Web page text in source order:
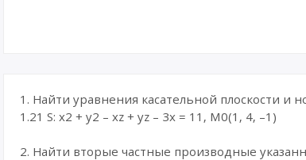
1. Найти уравнения касательной плоскости и
1.21 S: x2 + y2 – xz + yz – 3x = 11, M0(1, 4, –1)
2. Найти вторые частные производные